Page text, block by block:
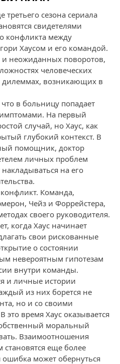
сезона сериала
свидетелями
конфликта между
Хаусом и его командой.
и неожиданных поворотов,
человеческих
возникающих в
в больницу попадает
На первый
случай, но Хаус, как
глубокий контекст. В
помощник, доктор
личных проблем
на его
конфликт. Команда,
Чейз и Форрейстера,
своего руководителя.
когда Хаус начинает
свои рискованные
о состоянии
невероятным гипотезам
внутри команды.
и личные истории
из них борется не
но и со своими
время Хаус оказывается
моральный
Взаимоотношения
еще более
может обернуться